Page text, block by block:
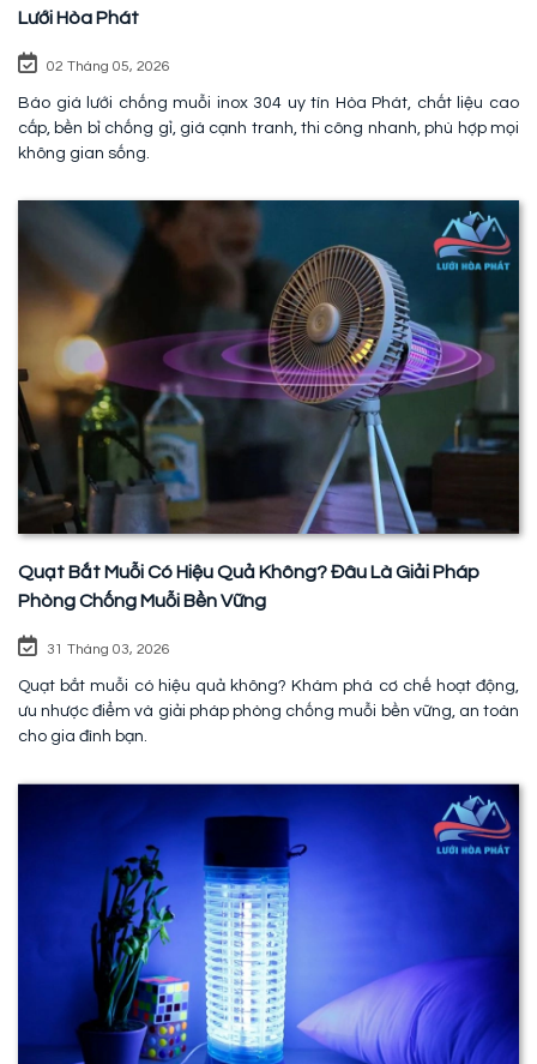
Lưới Hòa Phát
02 Tháng 05, 2026
Báo giá lưới chống muỗi inox 304 uy tín Hòa Phát, chất liệu cao
cấp, bền bỉ chống gỉ, giá cạnh tranh, thi công nhanh, phù hợp mọi
không gian sống.
Quạt Bắt Muỗi Có Hiệu Quả Không? Đâu Là Giải Pháp
Phòng Chống Muỗi Bền Vững
31 Tháng 03, 2026
Quạt bắt muỗi có hiệu quả không? Khám phá cơ chế hoạt động,
ưu nhược điểm và giải pháp phòng chống muỗi bền vững, an toàn
cho gia đình bạn.